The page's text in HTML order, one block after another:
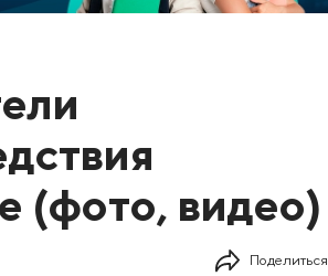
(фото, видео)
Поделиться